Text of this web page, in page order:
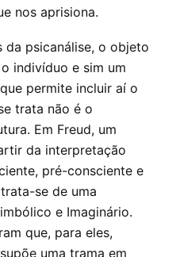
nos aprisiona.
da psicanálise, o objeto
indivíduo e sim um
permite incluir aí o
trata não é o
Em Freud, um
da interpretação
pré-consciente e
se de uma
e Imaginário.
que, para eles,
uma trama em